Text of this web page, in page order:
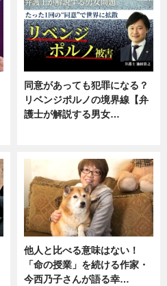
同意があっても犯罪になる？
リベンジポルノの境界線【弁
護士が解説する男女…
他人と比べる意味はない！
「命の授業」を続ける作家・
今西乃子さんが語る幸…